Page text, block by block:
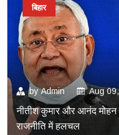
byAdmin Aug
नीतीश कुमार और आनंद मोहन
राजनीति में हलचल
बिहार